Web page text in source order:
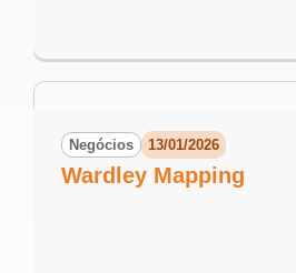
Negócios 13/01/2026
Wardley Mapping